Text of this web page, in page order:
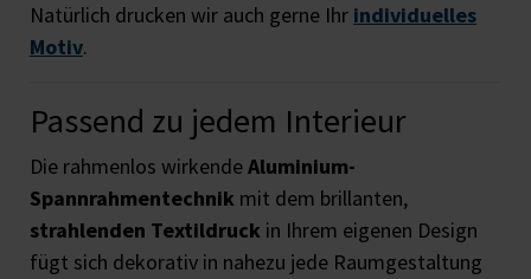
Natürlich drucken wir auch gerne Ihr individuelles
Motiv.
Passend zu jedem Interieur
Die rahmenlos wirkendeAluminium-
Spannrahmentechnik mit dem brillanten,
strahlenden Textildruck in Ihrem eigenen Design
fügt sich dekorativ in nahezu jede Raumgestaltung